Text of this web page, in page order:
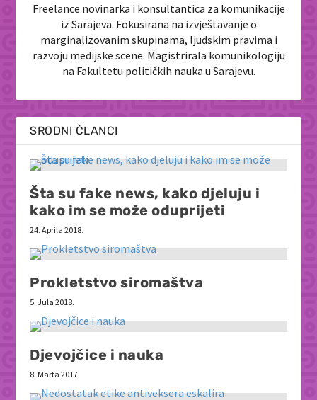
Freelance novinarka i konsultantica za komunikacije
iz Sarajeva. Fokusirana na izvještavanje o
marginalizovanim skupinama, ljudskim pravima i
razvoju medijske scene. Magistrirala komunikologiju
na Fakultetu političkih nauka u Sarajevu.
SRODNI ČLANCI
Šta su fake news, kako djeluju i
kako im se može oduprijeti
24. Aprila 2018.
Prokletstvo siromaštva
5. Jula 2018.
Djevojčice i nauka
8. Marta 2017.